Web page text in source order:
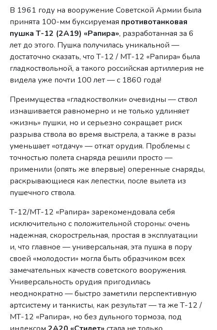
В 1961 году на вооружение Советской Армии была
принята 100-мм буксируемая противотанковая
пушка Т-12 (2А19) «Рапира», разработанная за 6
лет до этого. Пушка получилась уникальной —
достаточно сказать, что Т-12 / МТ-12 «Рапира» была
гладкоствольной, а такого российская артиллерия не
видела уже почти 100 лет — с 1860 года!
Преимущества «гладкостволки» очевидны — ствол
изнашивается равномерно и не только удлиняет
«жизнь» пушки, но и серьезно сокращает риск
разрыва ствола во время выстрела, а также в разы
уменьшает «отдачу» — откат орудия. Проблемы с
точностью полета снаряда решили просто —
применили (опять же впервые) оперенные снаряды,
раскрывающиеся как лепестки, после вылета из
пушечного ствола.
Т-12/МТ-12 «Рапира» зарекомендовала себя
исключительно с положительной стороны: очень
надежная, скорострельная, простая в эксплуатации
и, что главное — универсальная, эта пушка в пору
своей «молодости» могла быть образчиком всех
замечательных качеств советского вооружения.
Универсальность орудия пригодилась
неоднократно — быстро заметили перспективную
артсистему и танкисты, как результат — та же Т-12 /
МТ-12 «Рапира», но без дульного тормоза, под